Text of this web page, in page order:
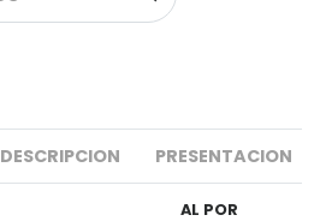
DESCRIPCION PRESENTACION
AL POR